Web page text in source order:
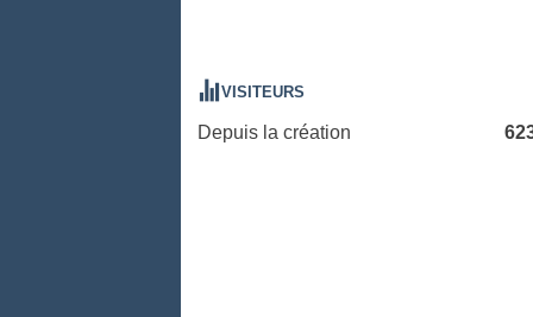
VISITEURS
Depuis la création